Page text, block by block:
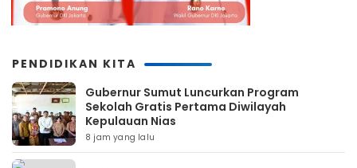
PENDIDIKAN KITA
Gubernur Sumut Luncurkan Program
Sekolah Gratis Pertama Diwilayah
Kepulauan Nias
8 jam yang lalu